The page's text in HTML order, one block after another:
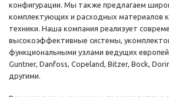
конфигурации. Мы также предлагаем
комплектующих и расходных материалов
техники. Наша компания реализует
высокоэффективные системы,
функциональными узлами ведущих
Guntner, Danfoss, Copeland, Bitzer, Bock,
другими.